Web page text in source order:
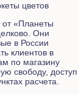
цветов
от «Планеты
Они
в России
клиентов в
по магазину
свободу, доступ
расчета.